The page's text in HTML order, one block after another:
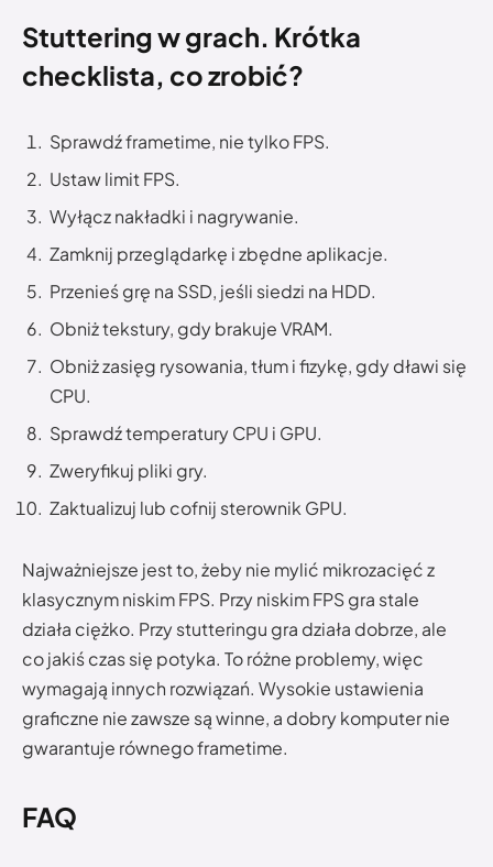
Stuttering w grach. Krótka
checklista, co zrobić?
Sprawdź frametime, nie tylko FPS.
Ustaw limit FPS.
Wyłącz nakładki i nagrywanie.
Zamknij przeglądarkę i zbędne aplikacje.
Przenieś grę na SSD, jeśli siedzi na HDD.
Obniż tekstury, gdy brakuje VRAM.
Obniż zasięg rysowania, tłum i fizykę, gdy dławi się
CPU.
Sprawdź temperatury CPU i GPU.
Zweryfikuj pliki gry.
Zaktualizuj lub cofnij sterownik GPU.
Najważniejsze jest to, żeby nie mylić mikrozacięć z
klasycznym niskim FPS. Przy niskim FPS gra stale
działa ciężko. Przy stutteringu gra działa dobrze, ale
co jakiś czas się potyka. To różne problemy, więc
wymagają innych rozwiązań. Wysokie ustawienia
graficzne nie zawsze są winne, a dobry komputer nie
gwarantuje równego frametime.
FAQ